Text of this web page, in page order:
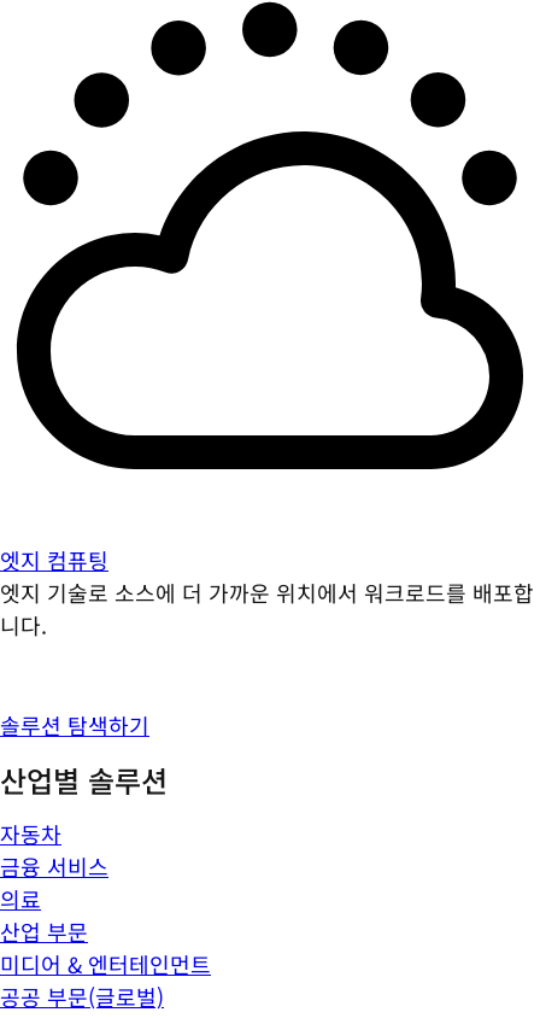
엣지 컴퓨팅
엣지 기술로 소스에 더 가까운 위치에서 워크로드를 배포합
니다.
솔루션 탐색하기
산업별 솔루션
자동차
금융 서비스
의료
산업 부문
미디어 & 엔터테인먼트
공공 부문(글로벌)